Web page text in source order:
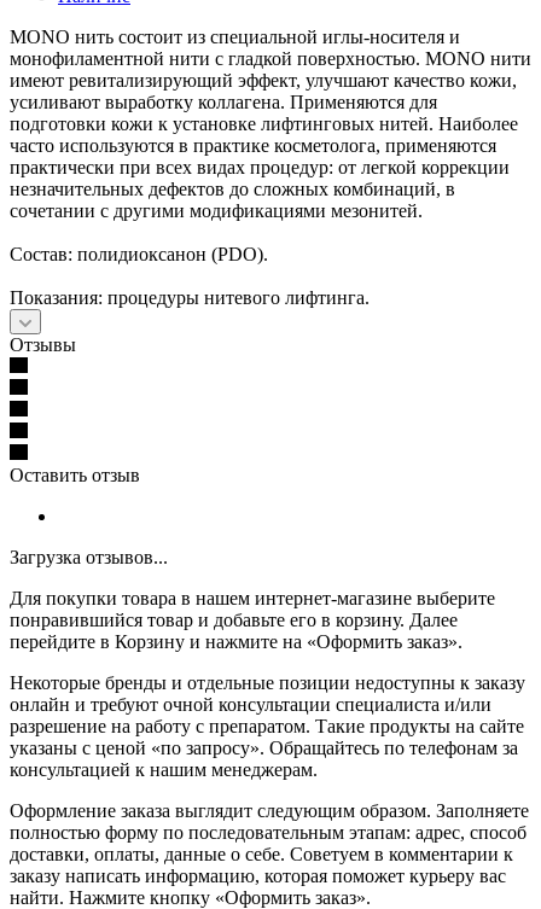
MONO нить состоит из специальной иглы-носителя и
монофиламентной нити с гладкой поверхностью. MONO нити
имеют ревитализирующий эффект, улучшают качество кожи,
усиливают выработку коллагена. Применяются для
подготовки кожи к установке лифтинговых нитей. Наиболее
часто используются в практике косметолога, применяются
практически при всех видах процедур: от легкой коррекции
незначительных дефектов до сложных комбинаций, в
сочетании с другими модификациями мезонитей.
Состав: полидиоксанон (PDO).
Показания: процедуры нитевого лифтинга.
Отзывы
Оставить отзыв
Загрузка отзывов...
Для покупки товара в нашем интернет-магазине выберите
понравившийся товар и добавьте его в корзину. Далее
перейдите в Корзину и нажмите на «Оформить заказ».
Некоторые бренды и отдельные позиции недоступны к заказу
онлайн и требуют очной консультации специалиста и/или
разрешение на работу с препаратом. Такие продукты на сайте
указаны с ценой «по запросу». Обращайтесь по телефонам за
консультацией к нашим менеджерам.
Оформление заказа выглядит следующим образом. Заполняете
полностью форму по последовательным этапам: адрес, способ
доставки, оплаты, данные о себе. Советуем в комментарии к
заказу написать информацию, которая поможет курьеру вас
найти. Нажмите кнопку «Оформить заказ».